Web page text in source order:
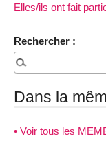
Elles/ils ont fait
Rechercher :
Dans la
• Voir tous les